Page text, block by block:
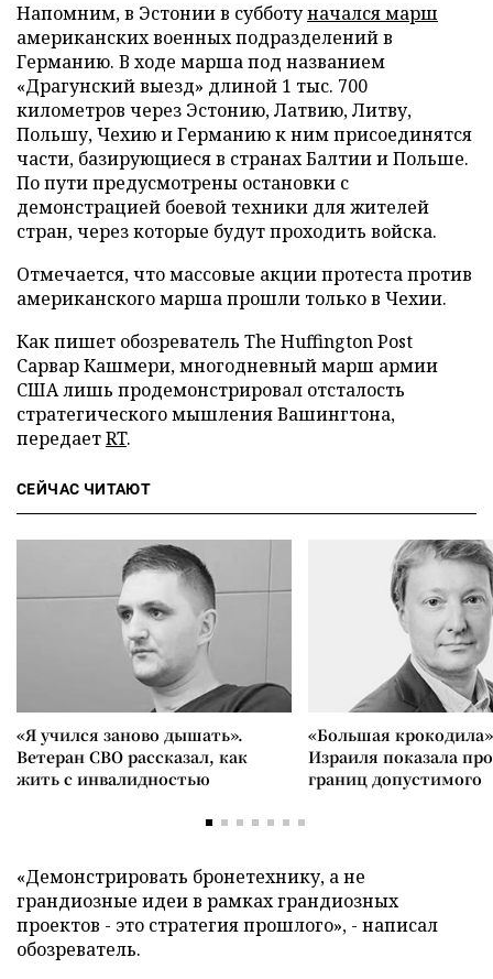
Напомним, в Эстонии в субботуначался марш
американских военных подразделений в
Германию. В ходе марша под названием
«Драгунский выезд» длиной 1 тыс. 700
километров через Эстонию, Латвию, Литву,
Польшу, Чехию и Германию к ним присоединятся
части, базирующиеся в странах Балтии и Польше.
По пути предусмотрены остановки с
демонстрацией боевой техники для жителей
стран, через которые будут проходить войска.
Отмечается, что массовые акции протеста против
американского марша прошли только в Чехии.
Как пишет обозреватель The Huffington Post
Сарвар Кашмери, многодневный марш армии
США лишь продемонстрировал отсталость
стратегического мышления Вашингтона,
передаетRT.
СЕЙЧАС ЧИТАЮТ
«Я учился заново дышать».
Ветеран СВО рассказал, как
жить с инвалидностью
«Большая
Израиля показала
границ допустимого
«Демонстрировать бронетехнику, а не
грандиозные идеи в рамках грандиозных
проектов - это стратегия прошлого», - написал
обозреватель.